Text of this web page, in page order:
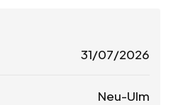
31/07/2026
Neu-Ulm